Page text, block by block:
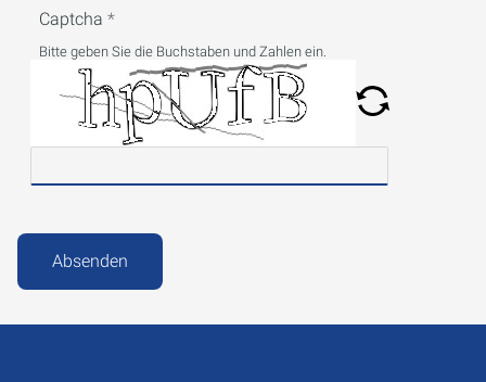
Captcha
Bitte geben Sie die Buchstaben und Zahlen ein.
Absenden